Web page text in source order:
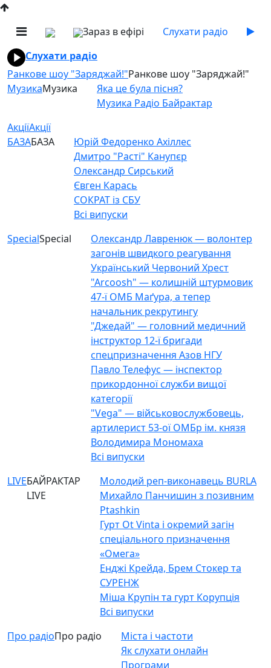
Зараз в ефірі
Слухати радіо
Слухати радіо
Ранкове шоу "Заряджай!"Ранкове шоу "Заряджай!"
МузикаМузика
Яка це була пісня?
Музика Радіо Байрактар
АкціїАкції
БАЗАБАЗА
Юрій Федоренко Ахіллес
Дмитро "Расті" Канупєр
Олександр Сирський
Євген Карась
СОКРАТ із СБУ
Всі випуски
SpecialSpecial
Олександр Лавренюк — волонтер
загонів швидкого реагування
Український Червоний Хрест
"Arcoosh" — колишній штурмовик
47-ї ОМБ Маґура, а тепер
начальник рекрутингу
"Джедай" — головний медичний
інструктор 12-ї бригади
спецпризначення Азов НГУ
Павло Телефус — інспектор
прикордонної служби вищої
категорії
"Vega" — військовослужбовець,
артилерист 53-ої ОМБр ім. князя
Володимира Мономаха
Всі випуски
LIVEБАЙРАКТАР
LIVE
Молодий реп-виконавець BURLA
Михайло Панчишин з позивним
Ptashkin
Гурт Ot Vinta і окремий загін
спеціального призначення
«Омега»
Енджі Крейда, Брем Стокер та
СУРЕНЖ
Міша Крупін та гурт Корупція
Всі випуски
Про радіоПро радіо
Міста і частоти
Як слухати онлайн
Програми